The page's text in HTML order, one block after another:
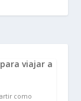
viajar a
como